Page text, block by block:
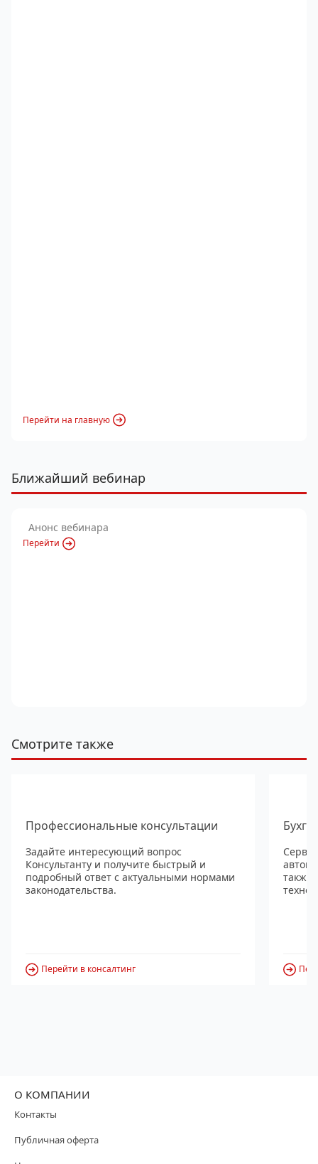
Перейти на главную
Ближайший вебинар
Анонс вебинара
Перейти
Смотрите также
Профессиональные консультации
Задайте интересующий вопрос
Консультанту и получите быстрый и
подробный ответ с актуальными нормами
законодательства.
Перейти в консалтинг
также
О КОМПАНИИ
Контакты
Публичная оферта